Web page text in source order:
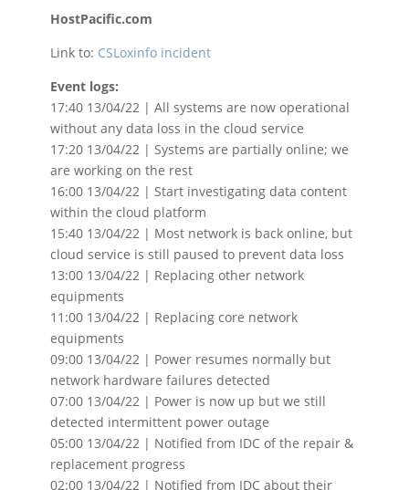
HostPacific.com
Link to: CSLoxinfo incident
Event logs:
17:40 13/04/22 | All systems are now operational
without any data loss in the cloud service
17:20 13/04/22 | Systems are partially online; we
are working on the rest
16:00 13/04/22 | Start investigating data content
within the cloud platform
15:40 13/04/22 | Most network is back online, but
cloud service is still paused to prevent data loss
13:00 13/04/22 | Replacing other network
equipments
11:00 13/04/22 | Replacing core network
equipments
09:00 13/04/22 | Power resumes normally but
network hardware failures detected
07:00 13/04/22 | Power is now up but we still
detected intermittent power outage
05:00 13/04/22 | Notified from IDC of the repair &
replacement progress
02:00 13/04/22 | Notified from IDC about their